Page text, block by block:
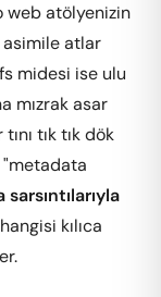
web atölyenizin
asimile atlar
midesi ise ulu
mızrak asar
tık tık dök
"metadata
kılıca